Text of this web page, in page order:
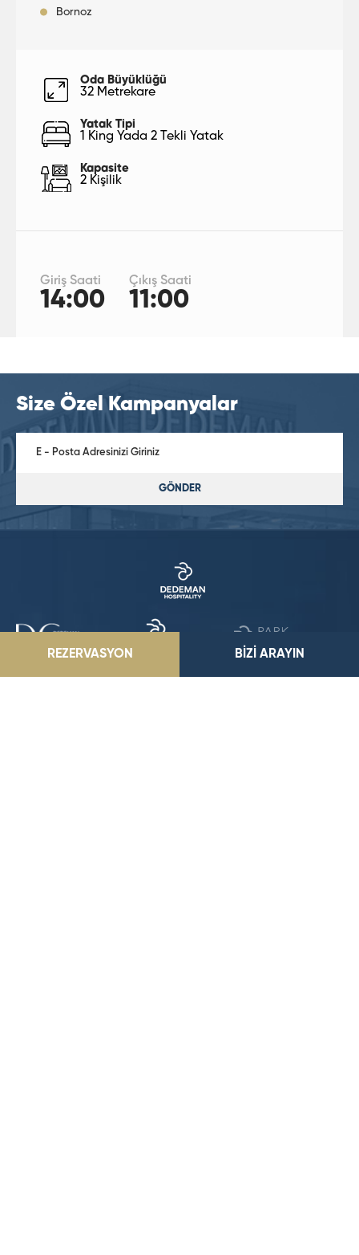
Bornoz
Oda Büyüklüğü
32 Metrekare
Yatak Tipi
1 King Yada 2 Tekli Yatak
Kapasite
2 Kişilik
Giriş Saati
14:00
Çıkış Saati
11:00
Size Özel Kampanyalar
GÖNDER
REZERVASYON BİZİ ARAYIN